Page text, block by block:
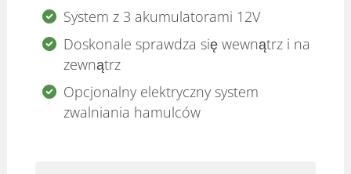
System z 3 akumulatorami 12V
Doskonale sprawdza się wewnątrz i na
zewnątrz
Opcjonalny elektryczny system
zwalniania hamulców